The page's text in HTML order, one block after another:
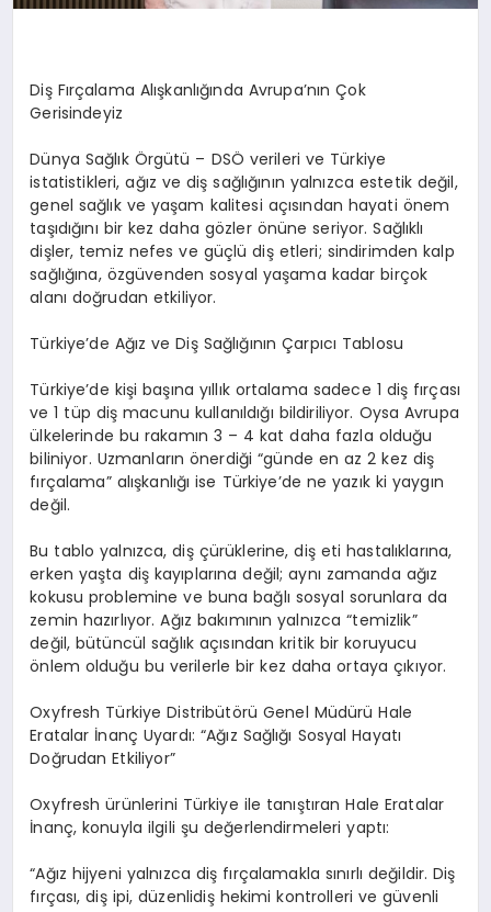
Diş Fırçalama Alışkanlığında Avrupa’nın Çok
Gerisindeyiz
Dünya Sağlık Örgütü – DSÖ verileri ve Türkiye
istatistikleri, ağız ve diş sağlığının yalnızca estetik değil,
genel sağlık ve yaşam kalitesi açısından hayati önem
taşıdığını bir kez daha gözler önüne seriyor. Sağlıklı
dişler, temiz nefes ve güçlü diş etleri; sindirimden kalp
sağlığına, özgüvenden sosyal yaşama kadar birçok
alanı doğrudan etkiliyor.
Türkiye’de Ağız ve Diş Sağlığının Çarpıcı Tablosu
Türkiye’de kişi başına yıllık ortalama sadece 1 diş fırçası
ve 1 tüp diş macunu kullanıldığı bildiriliyor. Oysa Avrupa
ülkelerinde bu rakamın 3 – 4 kat daha fazla olduğu
biliniyor. Uzmanlarınönerdiği “günde en az 2 kez diş
fırçalama” alışkanlığıise Türkiye’de ne yazık ki yaygın
değil.
Bu tablo yalnızca, diş çürüklerine, diş eti hastalıklarına,
erken yaşta diş kayıplarına değil; aynı zamanda ağız
kokusu problemine ve buna bağlı sosyal sorunlara da
zemin hazırlıyor. Ağız bakımının yalnızca“temizlik”
değil, bütüncül sağlık açısından kritik bir koruyucu
önlem olduğu bu verilerle bir kez daha ortaya çıkıyor.
Oxyfresh Türkiye Distribütörü Genel Müdürü Hale
Eratalar İnanç Uyardı: “Ağız Sağlığı Sosyal Hayatı
Doğrudan Etkiliyor”
Oxyfresh ürünlerini Türkiye ile tanıştıranHale Eratalar
İnanç, konuyla ilgili şu değerlendirmeleri yaptı:
“Ağız hijyeni yalnızca diş fırçalamakla sınırlı değildir. Diş
fırçası, diş ipi, düzenlidiş hekimi kontrolleri ve güvenli